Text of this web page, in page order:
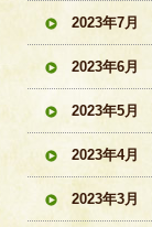
2023年7月
2023年6月
2023年5月
2023年4月
2023年3月